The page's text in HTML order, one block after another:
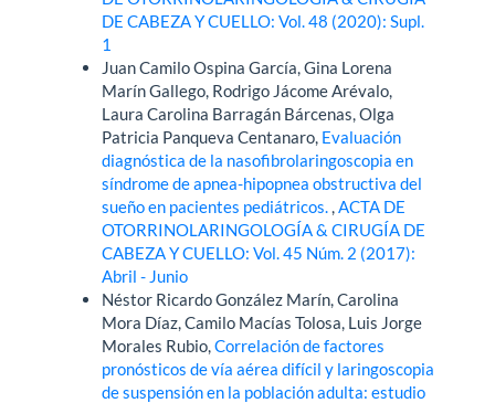
DE CABEZA Y CUELLO: Vol. 48 (2020): Supl.
1
Juan Camilo Ospina García, Gina Lorena
Marín Gallego, Rodrigo Jácome Arévalo,
Laura Carolina Barragán Bárcenas, Olga
Patricia Panqueva Centanaro, Evaluación
diagnóstica de la nasofibrolaringoscopia en
síndrome de apnea-hipopnea obstructiva del
sueño en pacientes pediátricos.
ACTA DE
OTORRINOLARINGOLOGÍA & CIRUGÍA DE
CABEZA Y CUELLO: Vol. 45 Núm. 2 (2017):
Abril - Junio
Néstor Ricardo González Marín, Carolina
Mora Díaz, Camilo Macías Tolosa, Luis Jorge
Morales Rubio,Correlación de factores
pronósticos de vía aérea difícil y laringoscopia
de suspensión en la población adulta: estudio